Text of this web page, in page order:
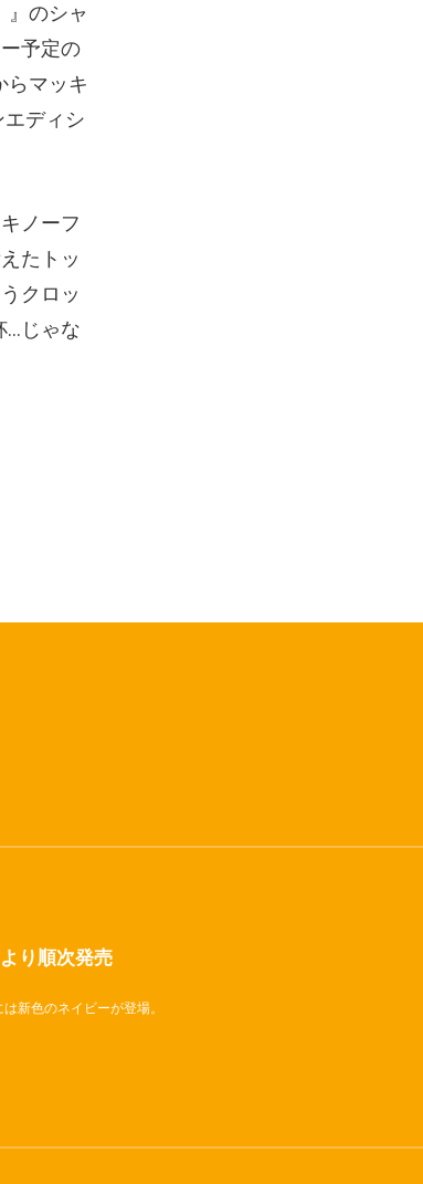
』のシャ
予定の
らマッキ
エディシ
ノーフ
たトッ
クロッ
…じゃな
り順次発売
新色のネイビーが登場。